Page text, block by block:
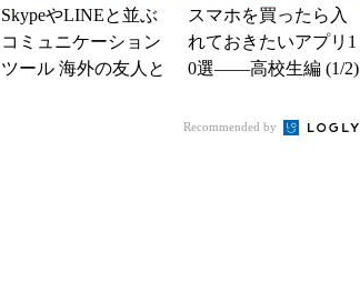
SkypeやLINEと並ぶ
コミュニケーション
ツール 海外の友人と
スマホを買ったら入
れておきたいアプリ1
0選――高校生編 (1/2)
Recommended by